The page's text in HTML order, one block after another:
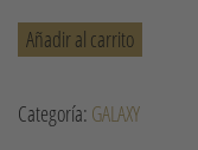
JGX08
cantidad
Añadir al carrito
Categoría: GALAXY